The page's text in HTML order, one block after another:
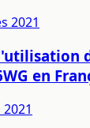
2021
en
2021